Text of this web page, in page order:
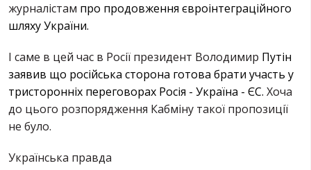
журналістам про продовження євроінтеграційного
шляху України.
І саме в цей час в Росії президент Володимир Путін
заявив що російська сторона готова брати участь у
тристоронніх переговорах Росія - Україна - ЄС. Хоча
до цього розпорядження Кабміну такої пропозиції
не було.
Українська правда